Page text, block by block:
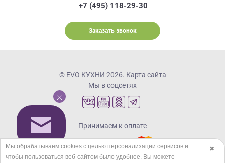
+7 (495) 118-29-30
Заказать звонок
© EVO КУХНИ 2026. Карта сайта
Мы в соцсетях
Принимаем к оплате
✖
Мы обрабатываем cookies с целью персонализации сервисов и
чтобы пользоваться веб-сайтом было удобнее. Вы можете